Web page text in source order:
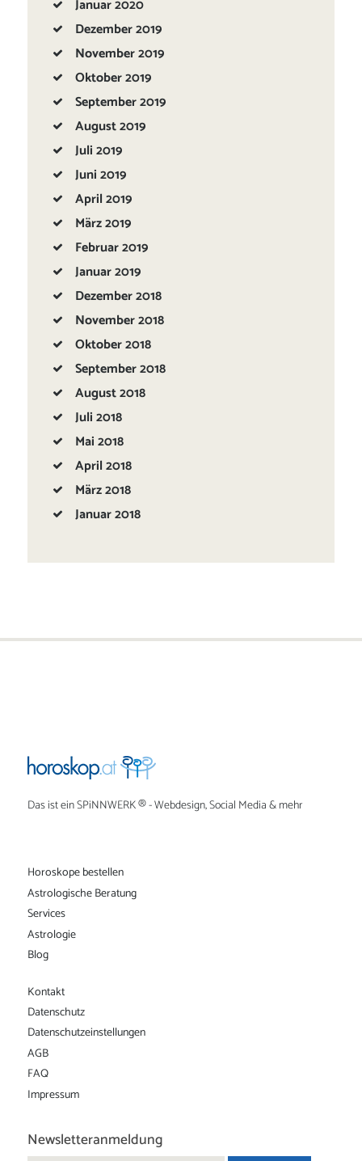
Januar2020
Dezember2019
November2019
Oktober2019
September2019
August2019
Juli2019
Juni2019
April2019
März2019
Februar2019
Januar2019
Dezember2018
November2018
Oktober2018
September2018
August2018
Juli2018
Mai2018
April2018
März2018
Januar2018
Das ist einSPiNNWERK® - Webdesign, Social Media & mehr
Horoskope bestellen
Astrologische Beratung
Services
Astrologie
Blog
Kontakt
Datenschutz
Datenschutz­einstellungen
AGB
FAQ
Impressum
Newsletteranmeldung